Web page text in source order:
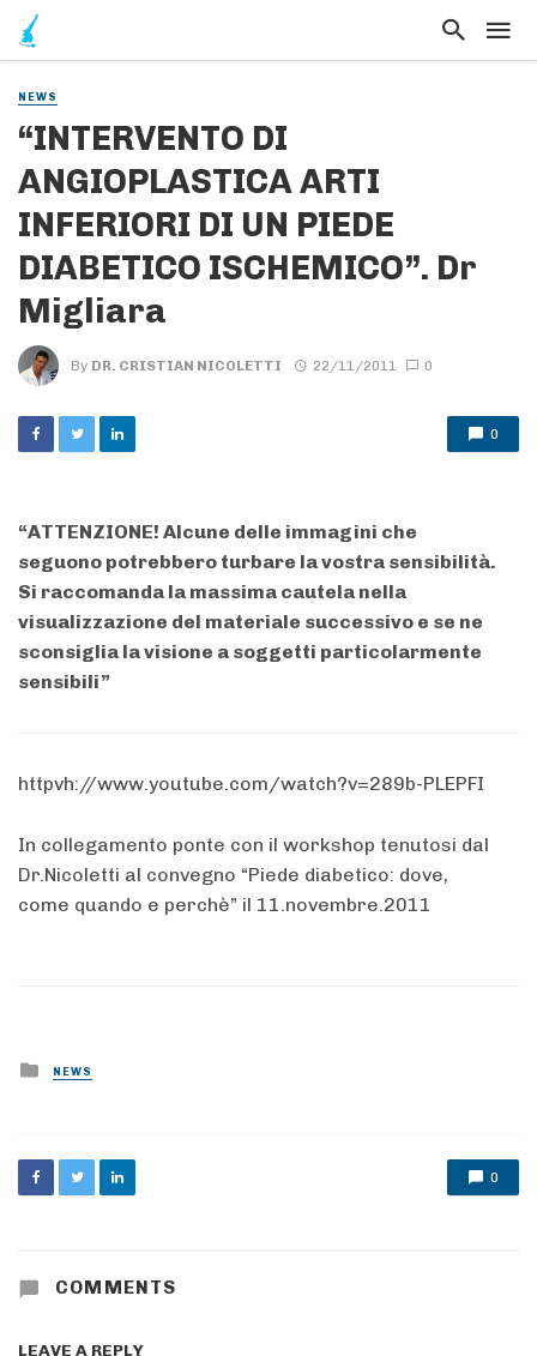
NEWS
“INTERVENTO DI
ANGIOPLASTICA ARTI
INFERIORI DI UN PIEDE
DIABETICO ISCHEMICO”. Dr
Migliara
By DR. CRISTIAN NICOLETTI 22/11/2011 0
0
“ATTENZIONE! Alcune delle immagini che
seguono potrebbero turbare la vostra sensibilità.
Si raccomanda la massima cautela nella
visualizzazione del materiale successivo e se ne
sconsiglia la visione a soggetti particolarmente
sensibili”
httpvh://www.youtube.com/watch?v=289b-PLEPFI
In collegamento ponte con il workshop tenutosi dal
Dr.Nicoletti al convegno “Piede diabetico: dove,
come quando e perchè” il 11.novembre.2011
Posted
in
NEWS
0
COMMENTS
LEAVE A REPLY